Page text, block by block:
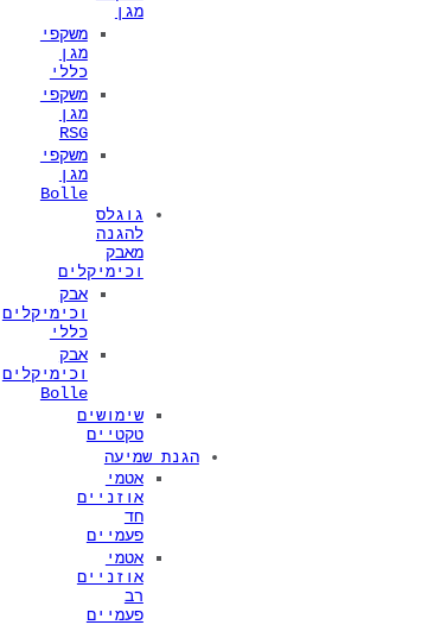
מגן
משקפי
מגן
כללי
משקפי
מגן
RSG
משקפי
מגן
Bolle
גוגלס
להגנה
מאבק
וכימיקלים
אבק
וכימיקלים
כללי
אבק
וכימיקלים
Bolle
שימושים
טקטיים
הגנת שמיעה
אטמי
אוזניים
חד
פעמיים
אטמי
אוזניים
רב
פעמיים